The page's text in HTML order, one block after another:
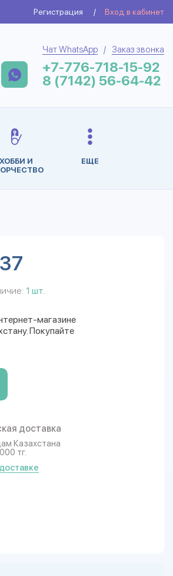
Регистрация / Вход в кабинет
Чат WhatsApp / Заказ звонка
+7-776-718-15-92
8 (7142) 56-64-42
ХОББИ И
ЕЩЕ
1 шт.
магазине
Покупайте
доставка
Казахстана
тг.